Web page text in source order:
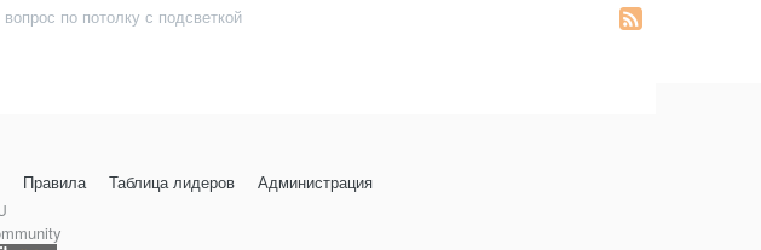
вопрос по потолку с подсветкой
Правила Таблица лидеров Администрация